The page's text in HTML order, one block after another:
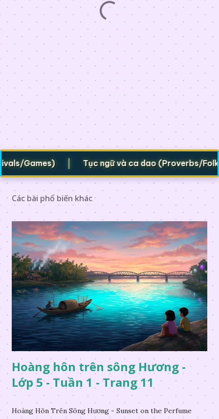
Games) | Tục ngữ và ca dao (Proverbs/Folk
Các bài phổ biến khác
Hoàng hôn trên sông Hương -
Lớp 5 - Tuần 1 - Trang 11
Hoàng Hôn Trên Sông Hương - Sunset on the Perfume